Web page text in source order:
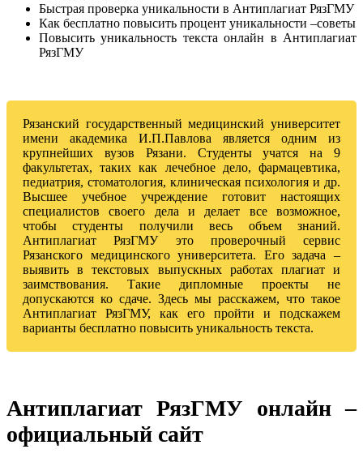
Быстрая проверка уникальности в Антиплагиат РязГМУ
Как бесплатно повысить процент уникальности –советы
Повысить уникальность текста онлайн в Антиплагиат
РязГМУ
Рязанский государственный медицинский университет
имени академика И.П.Павлова является одним из
крупнейших вузов Рязани. Студенты учатся на 9
факультетах, таких как лечебное дело, фармацевтика,
педиатрия, стоматология, клиническая психология и др.
Высшее учебное учреждение готовит настоящих
специалистов своего дела и делает все возможное,
чтобы студенты получили весь объем знаний.
Антиплагиат РязГМУ это проверочный сервис
Рязанского медицинского университета. Его задача –
выявить в текстовых выпускных работах плагиат и
заимствования. Такие дипломные проекты не
допускаются ко сдаче. Здесь мы расскажем, что такое
Антиплагиат РязГМУ, как его пройти и подскажем
варианты бесплатно повысить уникальность текста.
Антиплагиат РязГМУ онлайн –
официальный сайт